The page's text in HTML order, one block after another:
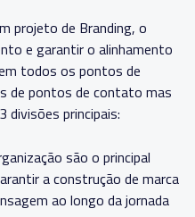
projeto de Branding, o
e garantir o alinhamento
todos os pontos de
de pontos de contato mas
divisões principais:
são o principal
a construção de marca
ao longo da jornada